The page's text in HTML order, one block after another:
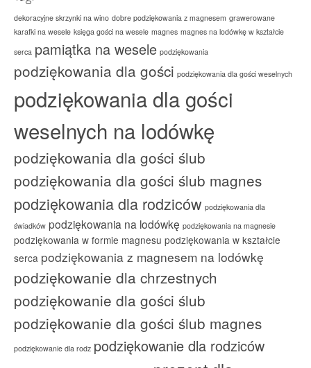
dekoracyjne skrzynki na wino dobre podziękowania z magnesem grawerowane
karafki na wesele księga gości na wesele magnes magnes na lodówkę w kształcie
serca pamiątka na wesele podziękowania
podziękowania dla gości podziękowania dla gości weselnych
podziękowania dla gości
weselnych na lodówkę
podziękowania dla gości ślub
podziękowania dla gości ślub magnes
podziękowania dla rodziców podziękowania dla
świadków podziękowania na lodówkę podziękowania na magnesie
podziękowania w formie magnesu podziękowania w kształcie
serca podziękowania z magnesem na lodówkę
podziękowanie dla chrzestnych
podziękowanie dla gości ślub
podziękowanie dla gości ślub magnes
podziękowanie dla rodz podziękowanie dla rodziców